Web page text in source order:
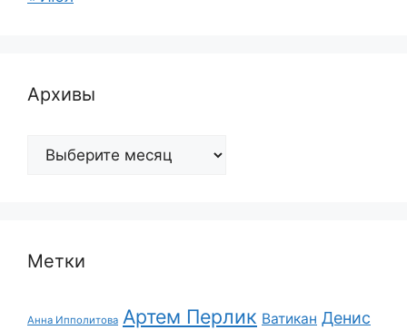
Архивы
Архивы
Метки
Анна Ипполитова Артем Перлик Ватикан Денис